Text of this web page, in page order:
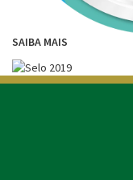
SAIBA MAIS